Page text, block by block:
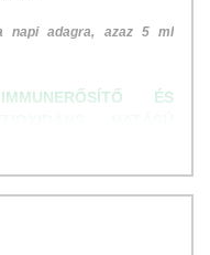
napi adagra, azaz 5 ml
ÉS
KÉSZÍTMÉNY E-, A-
annua) cserjének a
Ezt a gyógynövényt a